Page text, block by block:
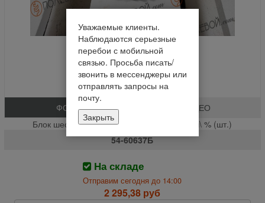
ФОТО
ВИДЕО
Блок шестерен КПП мал.\2-й\. 3-й передач\ % (шт.)
54-60637Б
На складе
Отправим сегодня до 14:00
2 295,38 руб
Уважаемые клиенты.
Наблюдаются серьезные
перебои с мобильной
связью. Просьба писать/
звонить в мессенджеры или
отправлять запросы на
почту.
Закрыть